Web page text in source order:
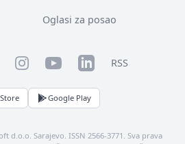
Oglasi za posao
InstagramYouTubeLinkedInRSS
Google Play
d.o.o. Sarajevo. ISSN 2566-3771. Sva prava